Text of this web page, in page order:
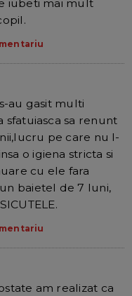
iubeti mai mult
au gasit multi
sfatuiasca sa renunt
pe care nu l-
o igiena stricta si
cu ele fara
baietel de 7 luni,
am realizat ca